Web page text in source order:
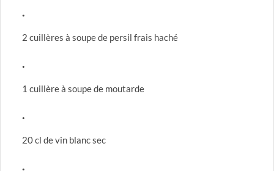
2 cuillères à soupe de persil frais haché
1 cuillère à soupe de moutarde
20 cl de vin blanc sec